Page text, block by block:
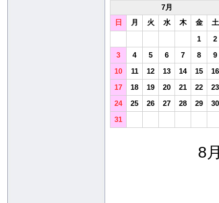
7月
日
月 火 水 木 金
土
1
2
3
4 5 6 7 8
9
10
11 12 13 14 15
16
17
18 19 20 21 22
23
24
25 26 27 28 29
30
31
8